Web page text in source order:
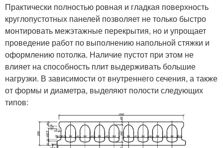
Практически полностью ровная и гладкая поверхность
круглопустотных панелей позволяет не только быстро
монтировать межэтажные перекрытия, но и упрощает
проведение работ по выполнению напольной стяжки и
оформлению потолка. Наличие пустот при этом не
влияет на способность плит выдерживать большие
нагрузки. В зависимости от внутреннего сечения, а также
от формы и диаметра, выделяют полости следующих
типов: